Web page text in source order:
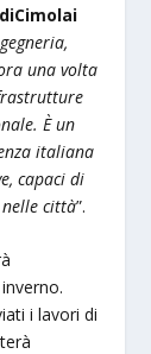
Cimolai
una volta
È un
italiana
capaci di
città”.
i lavori di